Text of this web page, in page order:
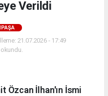
Verildi
21.07.2026 - 17:49
Özcan İlhan'ın İsmi